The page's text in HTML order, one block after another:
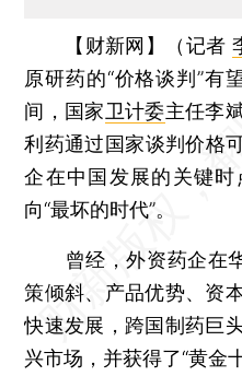
【财新网】（记者
原研药的“价格谈判”有
间，国家卫计委主任李
利药通过国家谈判价格
企在中国发展的关键
向“最坏的时代”。
曾经，外资药企在华
策倾斜、产品优势、资
快速发展，跨国制药巨
兴市场，并获得了“黄金